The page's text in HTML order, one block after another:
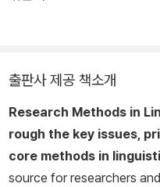
출판사 제공 책소개
Research Methods in
rough the key issues,
core methods in
source for researchers